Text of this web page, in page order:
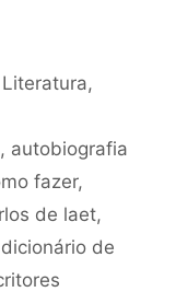
Literatura,
, autobiografia
fazer,
de laet,
dicionário de